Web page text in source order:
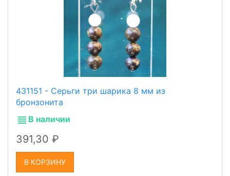
431151 - Серьги три шарика 8 мм из
бронзонита
В наличии
391,30
В КОРЗИНУ